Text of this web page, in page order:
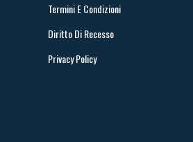
Termini E Condizioni
Diritto Di Recesso
Privacy Policy